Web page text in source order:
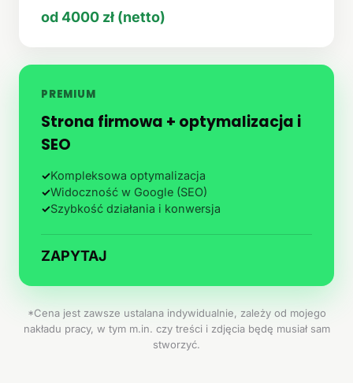
od 4000 zł (netto)
PREMIUM
Strona firmowa + optymalizacja i
SEO
✓Kompleksowa optymalizacja
✓Widoczność w Google (SEO)
✓Szybkość działania i konwersja
ZAPYTAJ
*Cena jest zawsze ustalana indywidualnie, zależy od mojego
nakładu pracy, w tym m.in. czy treści i zdjęcia będę musiał sam
stworzyć.